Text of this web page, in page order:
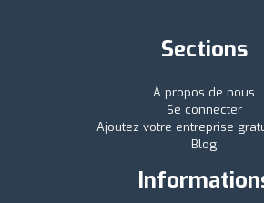
Sections
À propos de nous
Se connecter
Ajoutez votre entreprise
Blog